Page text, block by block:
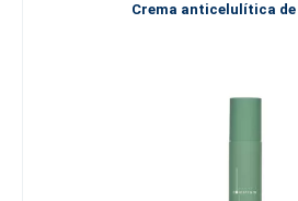
Crema anticelulítica